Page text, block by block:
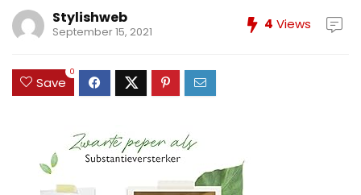
Stylishweb
September 15, 2021 4 Views
Save
0